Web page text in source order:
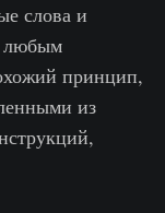
слова и
любым
принцип,
из